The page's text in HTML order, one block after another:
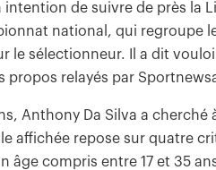
intention de suivre de près la
national, qui regroupe
le sélectionneur. Il a dit
propos relayés par
Anthony Da Silva a
affichée repose sur quatre
âge compris entre 17 et 35